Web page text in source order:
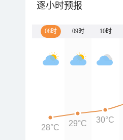
逐小时预报
08时 09时 10时
28°C 29°C 30°C